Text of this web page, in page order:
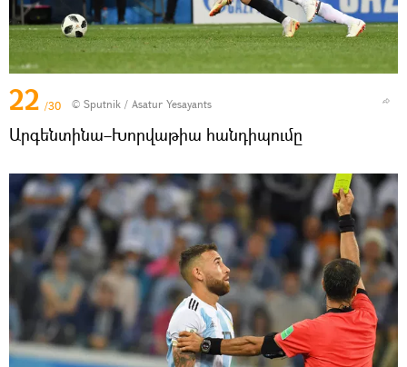
22 /30 © Sputnik / Asatur Yesayants
Արգենտինա–Խորվաթիա հանդիպումը